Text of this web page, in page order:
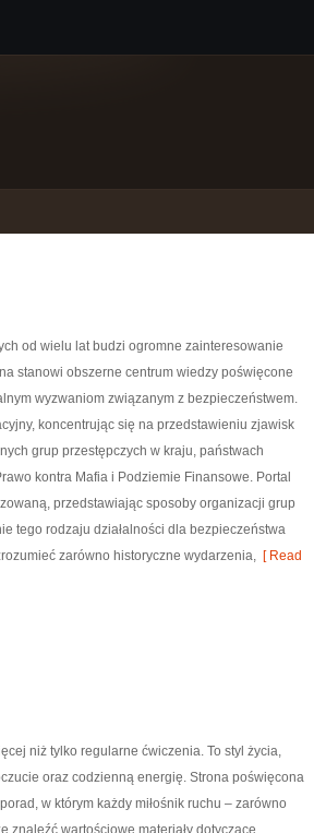
od wielu lat budzi ogromne zainteresowanie
stanowi obszerne centrum wiedzy poświęcone
wyzwaniom związanym z bezpieczeństwem.
koncentrując się na przedstawieniu zjawisk
grup przestępczych w kraju, państwach
kontra Mafia i Podziemie Finansowe. Portal
przedstawiając sposoby organizacji grup
tego rodzaju działalności dla bezpieczeństwa
zarówno historyczne wydarzenia, [ Read
niż tylko regularne ćwiczenia. To styl życia,
oraz codzienną energię. Strona poświęcona
w którym każdy miłośnik ruchu – zarówno
znaleźć wartościowe materiały dotyczące